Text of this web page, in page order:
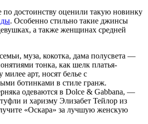
достоинству оценили такую новинку
. Особенно стильно такие джинсы
а также женщинах средней
муза, кокотка, дама полу­света —
тонка, как шелк платья-
арт, носят белье с
ботинками в стиле гранж.
одеваются в Dolce & Gabbana, —
и харизму Элизабет Тейлор из
«Оскара» за лучшую женскую